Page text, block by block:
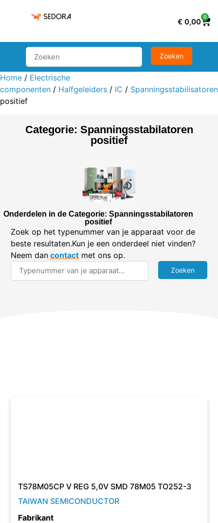
€ 0,00
0
Home / Electrische
componenten / Halfgeleiders / IC / Spanningsstabilisatoren
positief
Categorie: Spanningsstabilatoren
positief
Onderdelen in de Categorie: Spanningsstabilatoren
positief
Zoek op het typenummer van je apparaat voor de
beste resultaten.Kun je een onderdeel niet vinden?
Neem dan contact met ons op.
TS78M05CP V REG 5,0V SMD 78M05 TO252-3
TAIWAN SEMICONDUCTOR
Fabrikant